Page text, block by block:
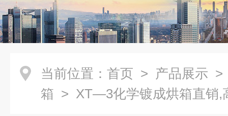
当前位置： 首页 > 产品展示
箱 > XT—3化学镀成烘箱直销,